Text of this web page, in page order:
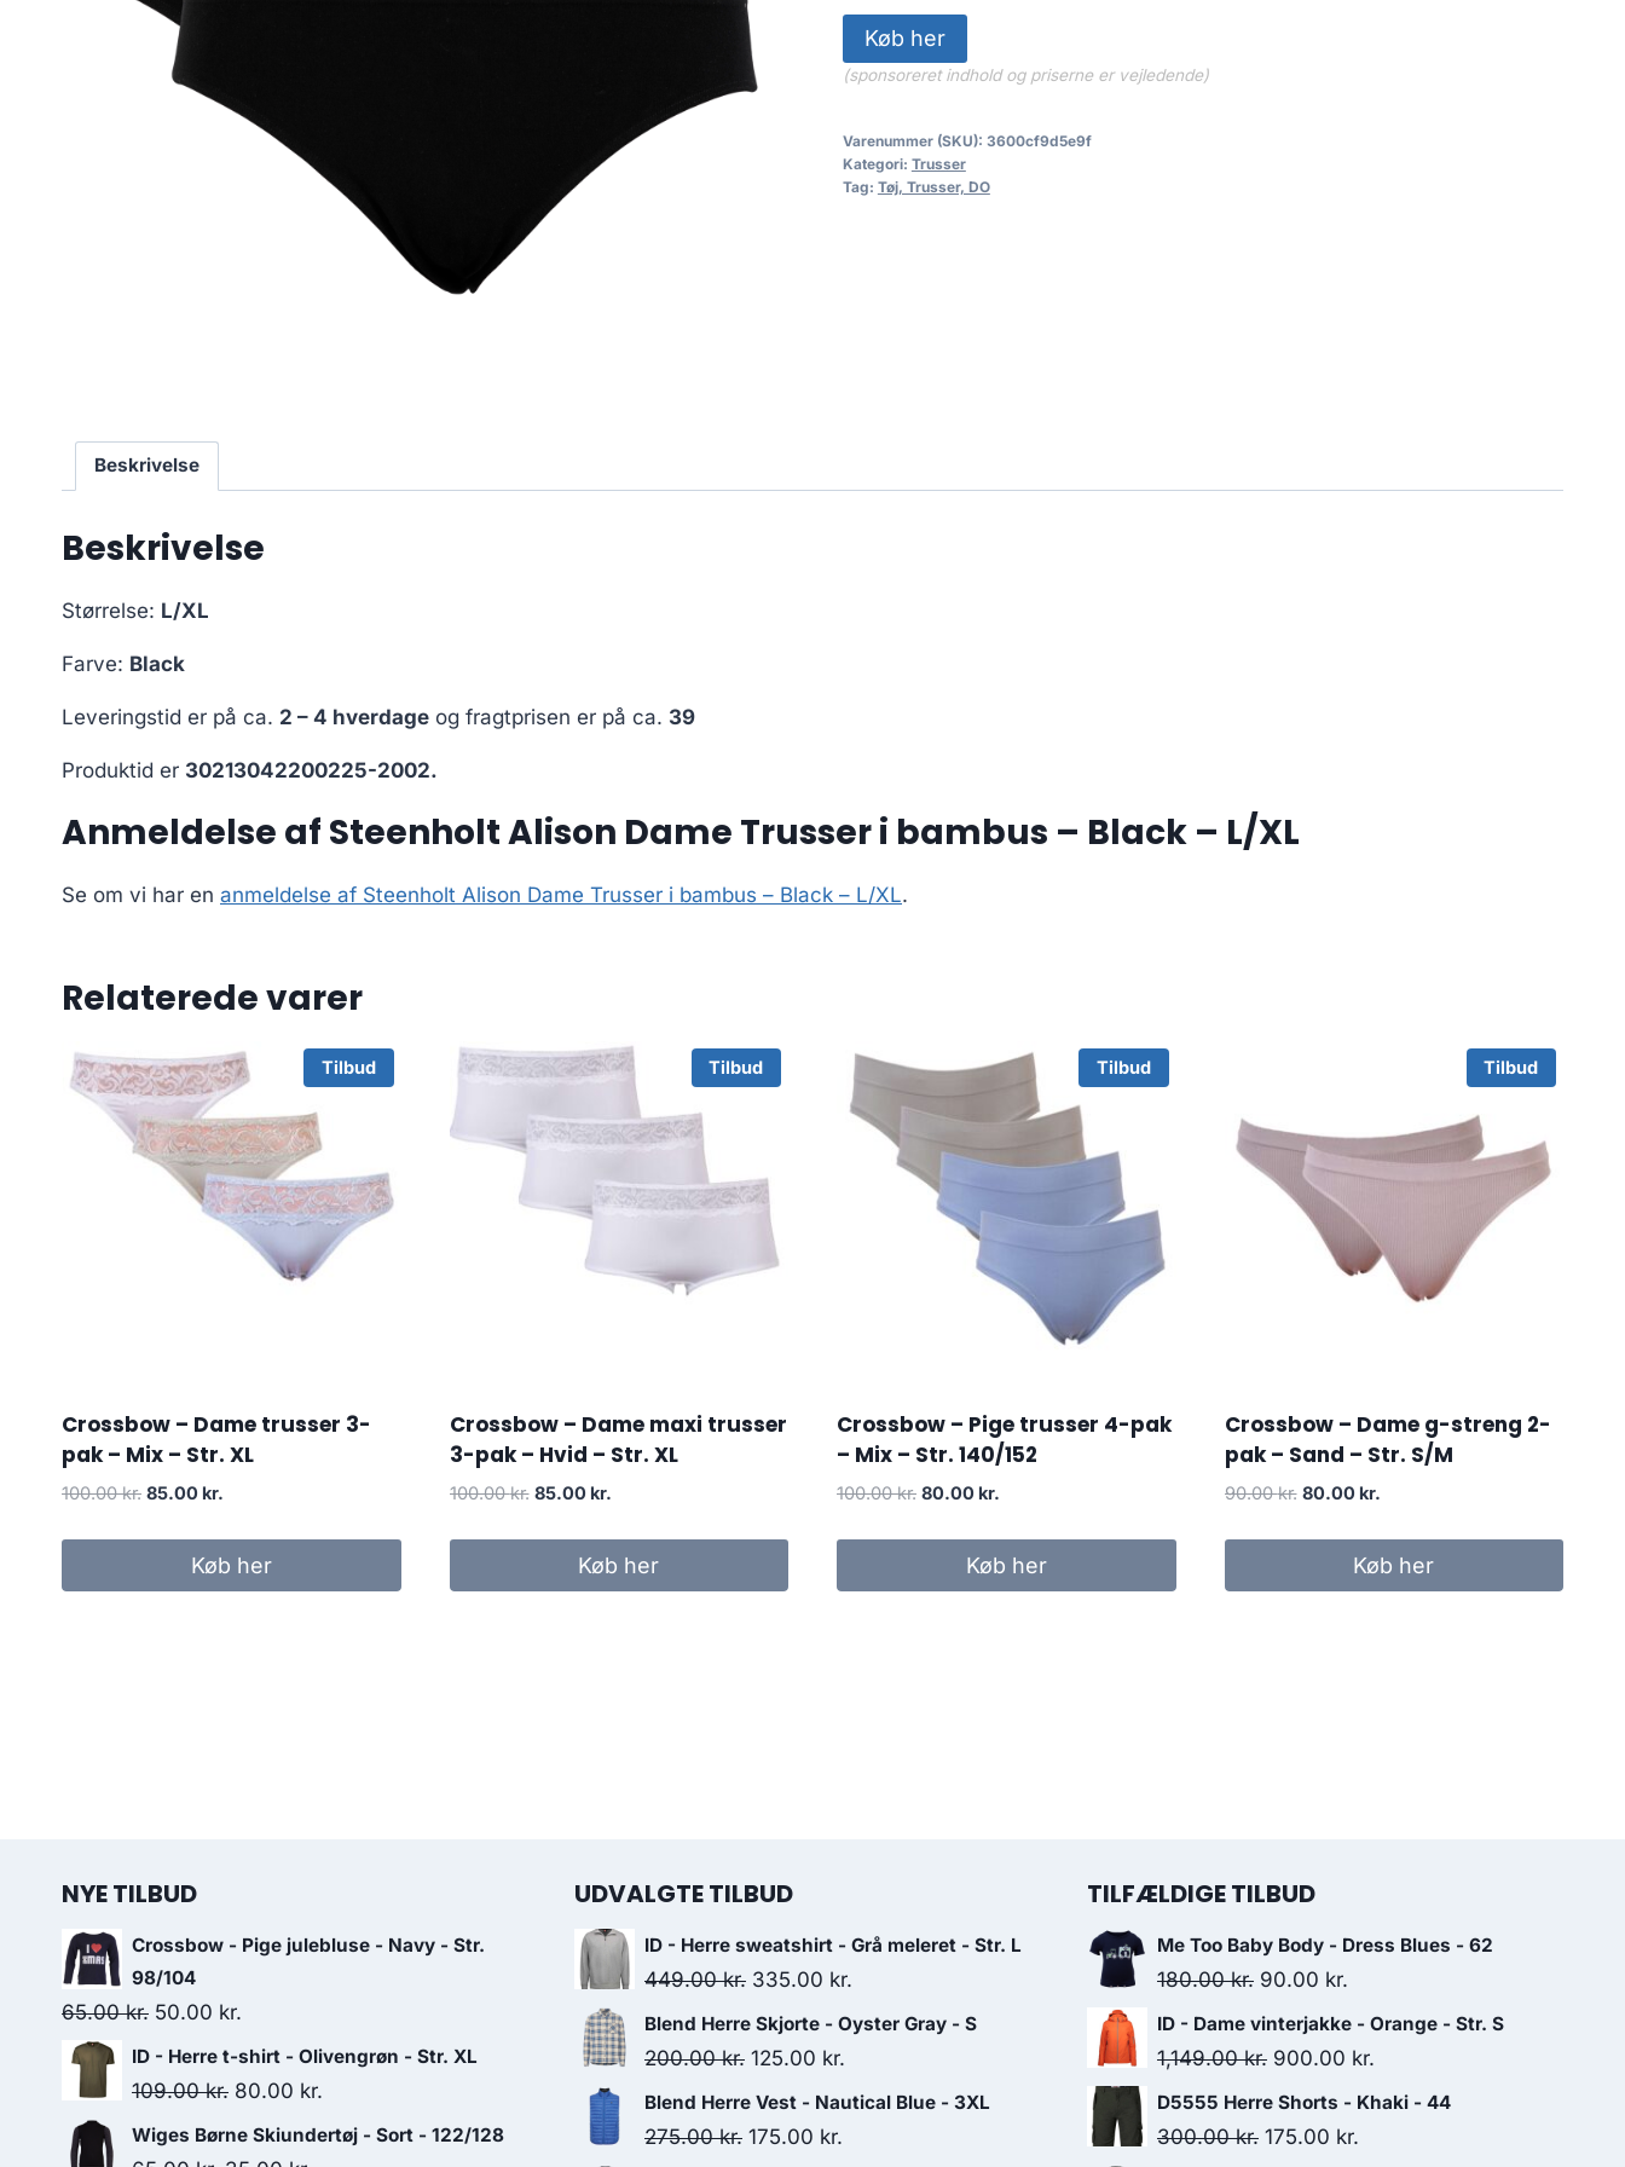
Køb her
(sponsoreret indhold og priserne er vejledende)
Varenummer (SKU): 3600cf9d5e9f
Kategori: Trusser
Tag: Tøj, Trusser, DO
Beskrivelse
Beskrivelse
Størrelse: L/XL
Farve: Black
Leveringstid er på ca. 2 – 4 hverdage og fragtprisen er på ca. 39
Produktid er 30213042200225-2002.
Anmeldelse af Steenholt Alison Dame Trusser i bambus – Black – L/XL
Se om vi har en anmeldelse af Steenholt Alison Dame Trusser i bambus – Black – L/XL.
Relaterede varer
Tilbud
Crossbow – Dame trusser 3-
pak – Mix – Str. XL
100.00kr. Original
100.00 kr..
85.00 kr.
85.00 kr..
Køb her
Tilbud
Crossbow – Dame maxi trusser
3-pak – Hvid – Str. XL
100.00kr. Original
100.00 kr..
85.00 kr.Current
85.00 kr..
Køb her
Tilbud
Crossbow – Pige trusser 4-pak
– Mix – Str. 140/152
100.00kr. Original
100.00 kr..
80.00 kr.
80.00 kr..
Køb her
Tilbud
Crossbow – Dame g-streng 2-
pak – Sand – Str. S/M
90.00kr. Original
90.00 kr..
80.00 kr.Current
80.00 kr..
Køb her
NYE TILBUD
Crossbow - Pige julebluse - Navy - Str.
98/104
65.00kr. Original
price
was:
50.00 kr.
price
is:
ID - Herre t-shirt - Olivengrøn - Str. XL
109.00kr. Original
price
was:
80.00 kr.
price
Wiges Børne Skiundertøj - Sort - 122/128
UDVALGTE TILBUD
ID - Herre sweatshirt - Grå meleret - Str. L
449.00kr. Original
price
was:
335.00 kr.
price
Blend Herre Skjorte - Oyster Gray - S
200.00kr. Original
price
was:
125.00 kr.
price
Blend Herre Vest - Nautical Blue - 3XL
275.00kr. Original
175.00 kr.
TILFÆLDIGE TILBUD
Me Too Baby Body - Dress Blues - 62
180.00kr. Original
price
was:
90.00 kr.
price
is:
ID - Dame vinterjakke - Orange - Str. S
1,149.00kr. Original
price
was:
900.00 kr.
price
D5555 Herre Shorts - Khaki - 44
300.00kr. Original
175.00 kr.